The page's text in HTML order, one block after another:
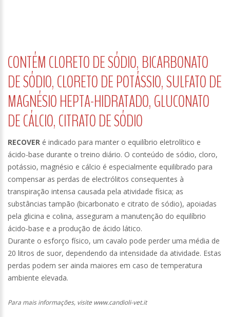
CONTÉM CLORETO DE SÓDIO, BICARBONATO
DE SÓDIO, CLORETO DE POTÁSSIO, SULFATO DE
MAGNÉSIO HEPTA-HIDRATADO, GLUCONATO
DE CÁLCIO, CITRATO DE SÓDIO
RECOVER é indicado para manter o equilíbrio eletrolítico e
ácido-base durante o treino diário. O conteúdo de sódio, cloro,
potássio, magnésio e cálcio é especialmente equilibrado para
compensar as perdas de electrólitos consequentes à
transpiração intensa causada pela atividade física; as
substâncias tampão (bicarbonato e citrato de sódio), apoiadas
pela glicina e colina, asseguram a manutenção do equilíbrio
ácido-base e a produção de ácido lático.
Durante o esforço físico, um cavalo pode perder uma média de
20 litros de suor, dependendo da intensidade da atividade. Estas
perdas podem ser ainda maiores em caso de temperatura
ambiente elevada.
Para mais informações, visite www.candioli-vet.it